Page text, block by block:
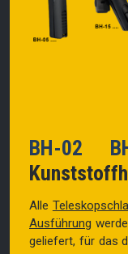
BH-02
Alle
Ausführung
geliefert, für das